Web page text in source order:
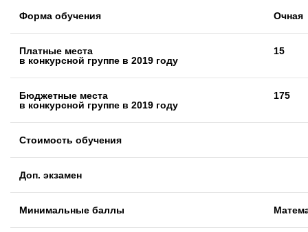
Форма обучения Очная
Платные места
в конкурсной группе в 2019 году
15
Бюджетные места
в конкурсной группе в 2019 году
175
Стоимость обучения
Доп. экзамен
Минимальные баллы